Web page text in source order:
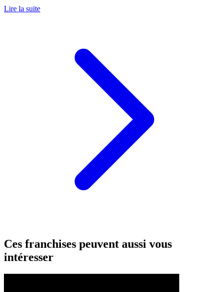
Lire la suite
Ces franchises peuvent aussi vous
intéresser